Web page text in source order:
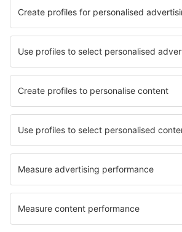
Hoteluri în Kulim
Cele mai bune hoteluri - orașe
Hoteluri în Kangkakawal Hoteluri în
Hoteluri în La Grande Motte Hoteluri în
Hoteluri în Fitchburg Hoteluri în Camboriu